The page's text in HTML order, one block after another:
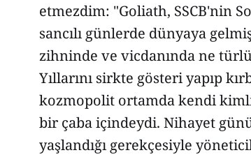
etmezdim: "Goliath, SSCB'nin
sancılı günlerde dünyaya
zihninde ve vicdanında ne
Yıllarını sirkte gösteri yapıp
kozmopolit ortamda kendi
bir çaba içindeydi. Nihayet
yaşlandığı gerekçesiyle